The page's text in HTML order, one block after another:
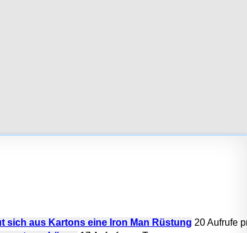
sich aus Kartons eine Iron Man Rüstung 20 Aufrufe